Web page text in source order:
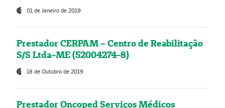
01 de Janeiro de 2019
Prestador CERPAM – Centro de Reabilitação
S/S Ltda-ME (52004274-8)
18 de Outubro de 2019
Prestador Oncoped Serviços Médicos